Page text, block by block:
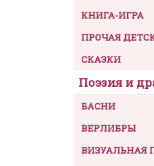
КНИГА-ИГРА
ПРОЧАЯ
СКАЗКИ
Поэзия и
БАСНИ
ВЕРЛИБРЫ
ВИЗУАЛЬНАЯ